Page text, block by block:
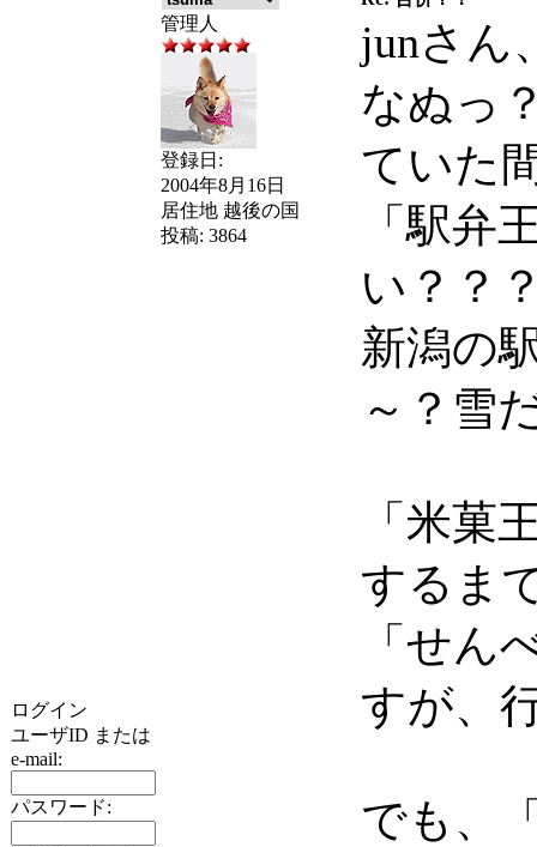
ログイン
ユーザID または
e-mail:
パスワード:
管理人
登録日:
2004年8月16日
居住地 越後の国
投稿: 3864
junさん
なぬっ
ていた
「駅弁
い？？
新潟の
～？雪
「米菓
するま
「せん
すが、
でも、